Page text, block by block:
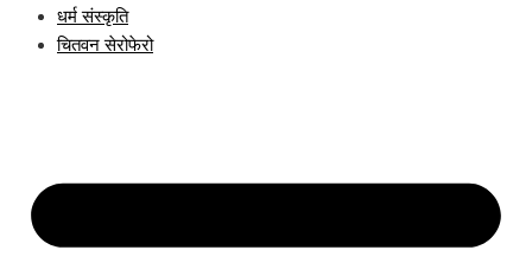
धर्म संस्कृति
चितवन सेरोफेरो